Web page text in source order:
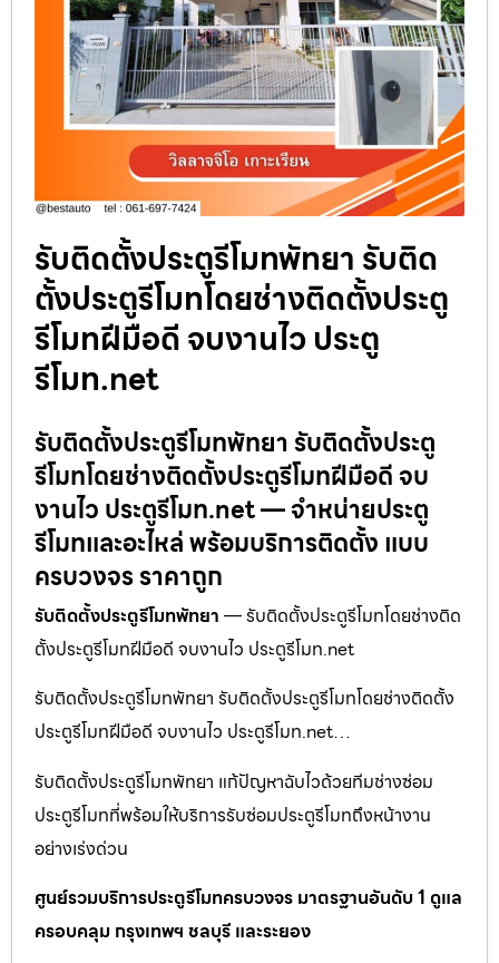
รับติดตั้งประตูรีโมทพัทยา รับติด
ตั้งประตูรีโมทโดยช่างติดตั้งประตู
รีโมทฝีมือดี จบงานไว ประตู
รีโมท.net
รับติดตั้งประตูรีโมทพัทยา รับติดตั้งประตู
รีโมทโดยช่างติดตั้งประตูรีโมทฝีมือดี จบ
งานไว ประตูรีโมท.net — จำหน่ายประตู
รีโมทและอะไหล่ พร้อมบริการติดตั้ง แบบ
ครบวงจร ราคาถูก
รับติดตั้งประตูรีโมทพัทยา — รับติดตั้งประตูรีโมทโดยช่างติด
ตั้งประตูรีโมทฝีมือดี จบงานไว ประตูรีโมท.net
รับติดตั้งประตูรีโมทพัทยา รับติดตั้งประตูรีโมทโดยช่างติดตั้ง
ประตูรีโมทฝีมือดี จบงานไว ประตูรีโมท.net…
รับติดตั้งประตูรีโมทพัทยา แก้ปัญหาฉับไวด้วยทีมช่างซ่อม
ประตูรีโมทที่พร้อมให้บริการรับซ่อมประตูรีโมทถึงหน้างาน
อย่างเร่งด่วน
ศูนย์รวมบริการประตูรีโมทครบวงจร มาตรฐานอันดับ 1 ดูแล
ครอบคลุม กรุงเทพฯ ชลบุรี และระยอง